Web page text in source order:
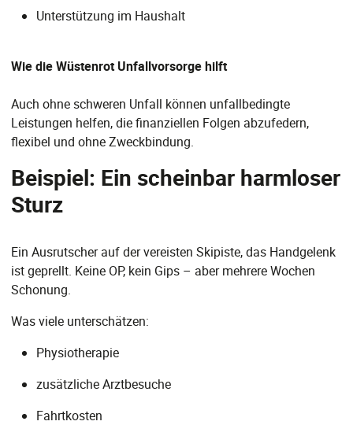
Unterstützung im Haushalt
Wie die Wüstenrot Unfallvorsorge hilft
Auch ohne schweren Unfall können unfallbedingte
Leistungen helfen, die finanziellen Folgen abzufedern,
flexibel und ohne Zweckbindung.
Beispiel: Ein scheinbar harmloser
Sturz
Ein Ausrutscher auf der vereisten Skipiste, das Handgelenk
ist geprellt. Keine OP, kein Gips – aber mehrere Wochen
Schonung.
Was viele unterschätzen:
Physiotherapie
zusätzliche Arztbesuche
Fahrtkosten